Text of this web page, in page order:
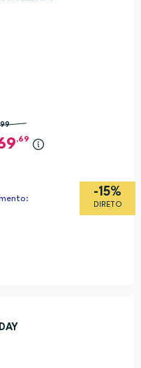
-15%
DIRETO
,69